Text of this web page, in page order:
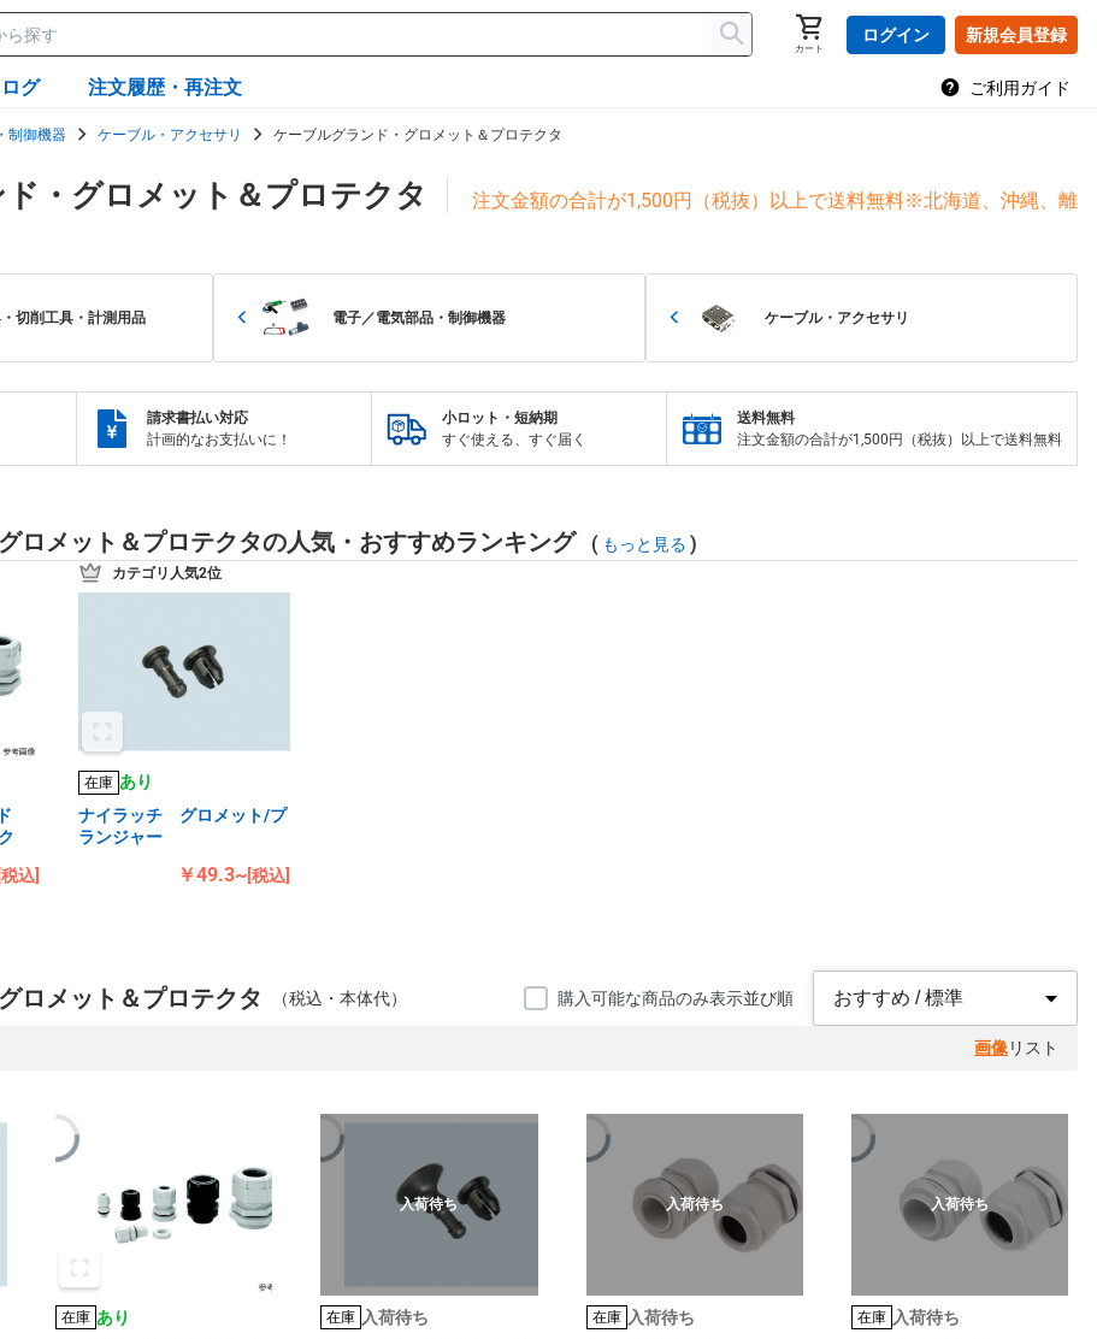
カート
ログイン 新規会員登録
グ 注文履歴・再注文 ご利用ガイド
制御機器 ケーブル・アクセサリ ケーブルグランド・グロメット＆プロテクタ
・グロメット＆プロテクタ
注文金額の合計が1,500円（税抜）以上で送料無料※北海道、沖縄、離
切削工具・計測用品 電子／電気部品・制御機器 ケーブル・アクセサリ
請求書払い対応
計画的なお支払いに！
小ロット・短納期
すぐ使える、すぐ届く
送料無料
注文金額の合計が1,500円（税抜）以上で送料無料
ロメット＆プロテクタの人気・おすすめランキング ( もっと見る )
[税込]
カテゴリ人気2位
在庫 あり
ナイラッチ グロメット/プ
ランジャー
￥49.3~[税込]
ロメット＆プロテクタ （税込・本体代） 購入可能な商品のみ表示並び順
画像リスト
在庫 あり
入荷待ち
在庫 入荷待ち
入荷待ち
在庫
入荷待ち
入荷待ち
在庫 入荷待ち